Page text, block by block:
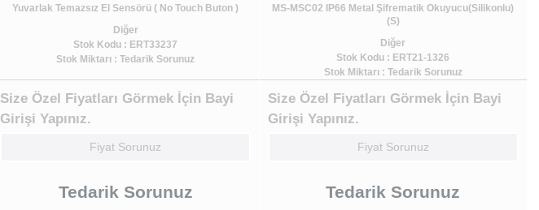
Yuvarlak Temazsız El Sensörü ( No Touch Buton )
Diğer
Stok Kodu : ERT33237
Stok Miktarı : Tedarik Sorunuz
Size Özel Fiyatları Görmek İçin Bayi
Girişi Yapınız.
Fiyat Sorunuz
Tedarik Sorunuz
MS-MSC02 IP66 Metal Şifrematik Okuyucu(Silikonlu)
(S)
Diğer
Stok Kodu : ERT21-1326
Stok Miktarı : Tedarik Sorunuz
Size Özel Fiyatları Görmek İçin Bayi
Girişi Yapınız.
Fiyat Sorunuz
Tedarik Sorunuz